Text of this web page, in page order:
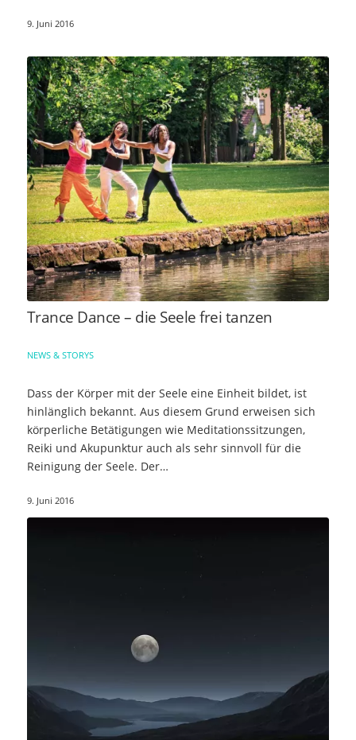
9. Juni 2016
Trance Dance – die Seele frei tanzen
NEWS & STORYS
Dass der Körper mit der Seele eine Einheit bildet, ist
hinlänglich bekannt. Aus diesem Grund erweisen sich
körperliche Betätigungen wie Meditationssitzungen,
Reiki und Akupunktur auch als sehr sinnvoll für die
Reinigung der Seele. Der…
9. Juni 2016